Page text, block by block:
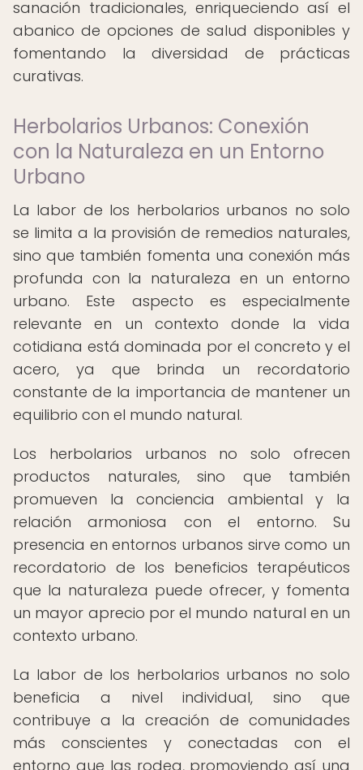
sanación tradicionales, enriqueciendo así el
abanico de opciones de salud disponibles y
fomentando la diversidad de prácticas
curativas.
Herbolarios Urbanos: Conexión
con la Naturaleza en un Entorno
Urbano
La labor de los herbolarios urbanos no solo
se limita a la provisión de remedios naturales,
sino que también fomenta una conexión más
profunda con la naturaleza en un entorno
urbano. Este aspecto es especialmente
relevante en un contexto donde la vida
cotidiana está dominada por el concreto y el
acero, ya que brinda un recordatorio
constante de la importancia de mantener un
equilibrio con el mundo natural.
Los herbolarios urbanos no solo ofrecen
productos naturales, sino que también
promueven la conciencia ambiental y la
relación armoniosa con el entorno. Su
presencia en entornos urbanos sirve como un
recordatorio de los beneficios terapéuticos
que la naturaleza puede ofrecer, y fomenta
un mayor aprecio por el mundo natural en un
contexto urbano.
La labor de los herbolarios urbanos no solo
beneficia a nivel individual, sino que
contribuye a la creación de comunidades
más conscientes y conectadas con el
entorno que las rodea, promoviendo así una